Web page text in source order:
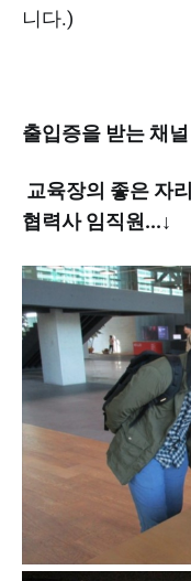
니다.)
출입증을 받는 채
교육장의 좋은 자
협력사 임직원...↓​